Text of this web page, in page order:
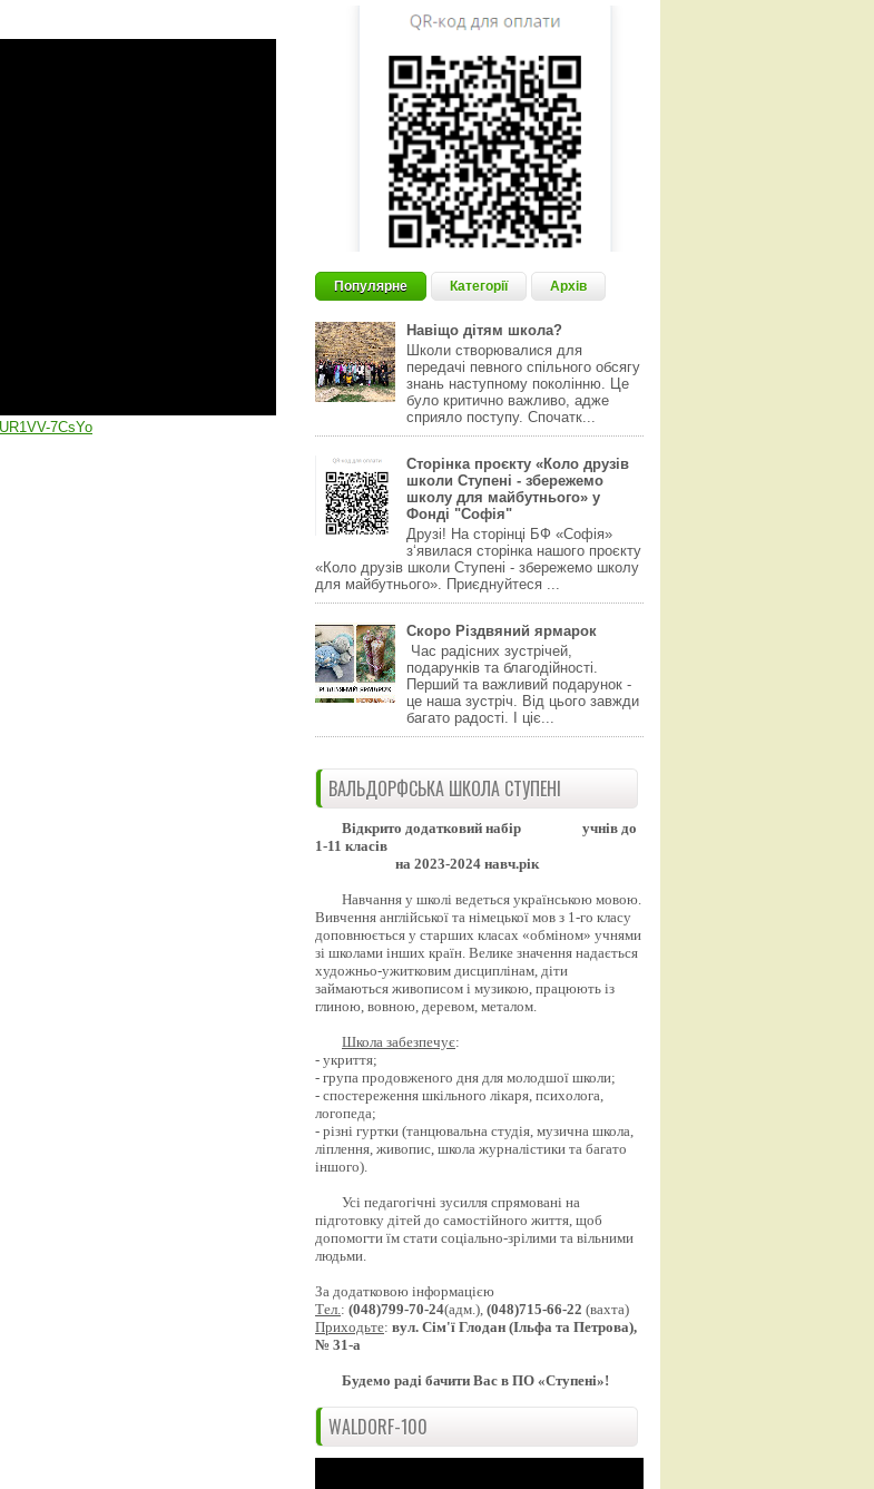
7CsYo
Популярне Категорії Архів
Навіщо дітям школа?
Школи створювалися для
передачі певного спільного обсягу
знань наступному поколінню. Це
було критично важливо, адже
сприяло поступу. Спочатк...
Сторінка проєкту «Коло друзів
школи Ступені - збережемо
школу для майбутнього» у
Фонді "Софія"
Друзі! На сторінці БФ «Софія»
з‘явилася сторінка нашого проєкту
«Коло друзів школи Ступені - збережемо школу
для майбутнього». Приєднуйтеся ...
Скоро Різдвяний ярмарок
Час радісних зустрічей,
подарунків та благодійності.
Перший та важливий подарунок -
це наша зустріч. Від цього завжди
багато радості. І ціє...
ВАЛЬДОРФСЬКА ШКОЛА СТУПЕНІ
Відкрито додатковий набір
учнів до
1-11 класів
на 2023-2024 навч.рік
Навчання у школі ведеться українською мовою.
Вивчення англійської та німецької мов з 1-го класу
доповнюється у старших класах «обміном» учнями
зі школами інших країн. Велике значення надається
художньо-ужитковим дисциплінам, діти
займаються живописом і музикою, працюють із
глиною, вовною, деревом, металом.
Школа забезпечує:
- укриття;
- група продовженого дня для молодшої школи;
- спостереження шкільного лікаря, психолога,
логопеда;
- різні гуртки (танцювальна студія, музична школа,
ліплення, живопис, школа журналістики та багато
іншого).
Усі педагогічні зусилля спрямовані на
підготовку дітей до самостійного життя, щоб
допомогти їм стати соціально-зрілими та вільними
людьми.
За додатковою інформацією
Тел. : (048)799-70-24(адм.), (048)715-66-22 (вахта)
Приходьте: вул. Сім'ї Глодан (Ільфа та Петрова),
№ 31-а
Будемо раді бачити Вас в ПО «Ступені»!
WALDORF-100